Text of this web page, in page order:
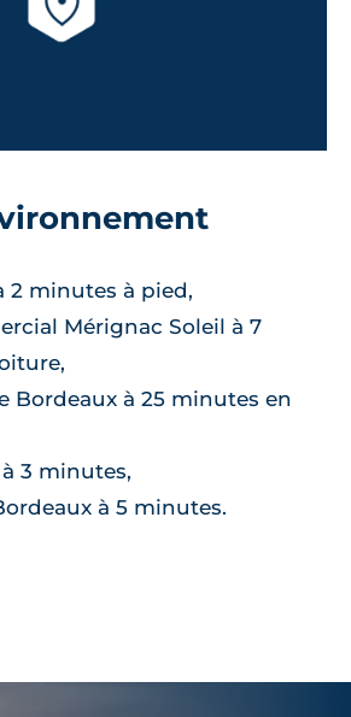
2 minutes à pied,
Mérignac Soleil à 7
Bordeaux à 25 minutes en
3 minutes,
à 5 minutes.